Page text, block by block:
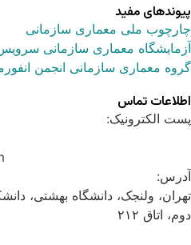
پیوندهای مفید
چارچوب ملی معماری سازمانی
آزمایشگاه معماری سازمانی
گروه معماری سازمانی انجمن
اطلاعات تماس
پست الکترونیک:
آدرس:
تهران، ولنجک، دانشگاه بهشتی،
دوم، اتاق ۲۱۲